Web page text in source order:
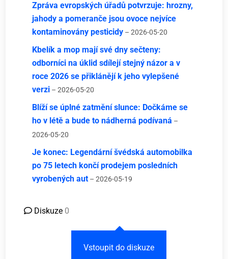
Zpráva evropských úřadů potvrzuje: hrozny,
jahody a pomeranče jsou ovoce nejvíce
kontaminovány pesticidy – 2026-05-20
Kbelík a mop mají své dny sečteny:
odborníci na úklid sdílejí stejný názor a v
roce 2026 se přiklánějí k jeho vylepšené
verzi – 2026-05-20
Blíží se úplné zatmění slunce: Dočkáme se
ho v létě a bude to nádherná podívaná –
2026-05-20
Je konec: Legendární švédská automobilka
po 75 letech končí prodejem posledních
vyrobených aut – 2026-05-19
Diskuze 0
Vstoupit do diskuze